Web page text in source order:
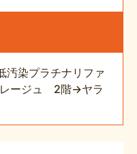
汚染プラチナリファ
ージュ 2階→ヤラ